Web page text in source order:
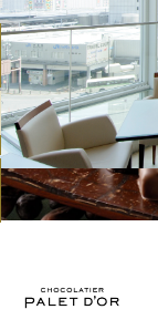
ファッション・
雑貨
サービス
グルメ